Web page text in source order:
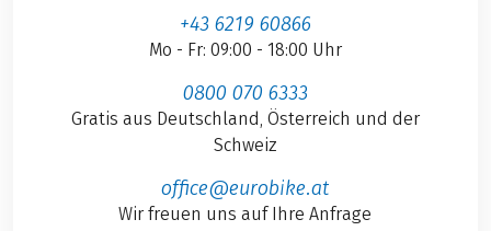
+43 6219 60866
Mo - Fr: 09:00 - 18:00 Uhr
0800 070 6333
Gratis aus Deutschland, Österreich und der
Schweiz
office@eurobike.at
Wir freuen uns auf Ihre Anfrage